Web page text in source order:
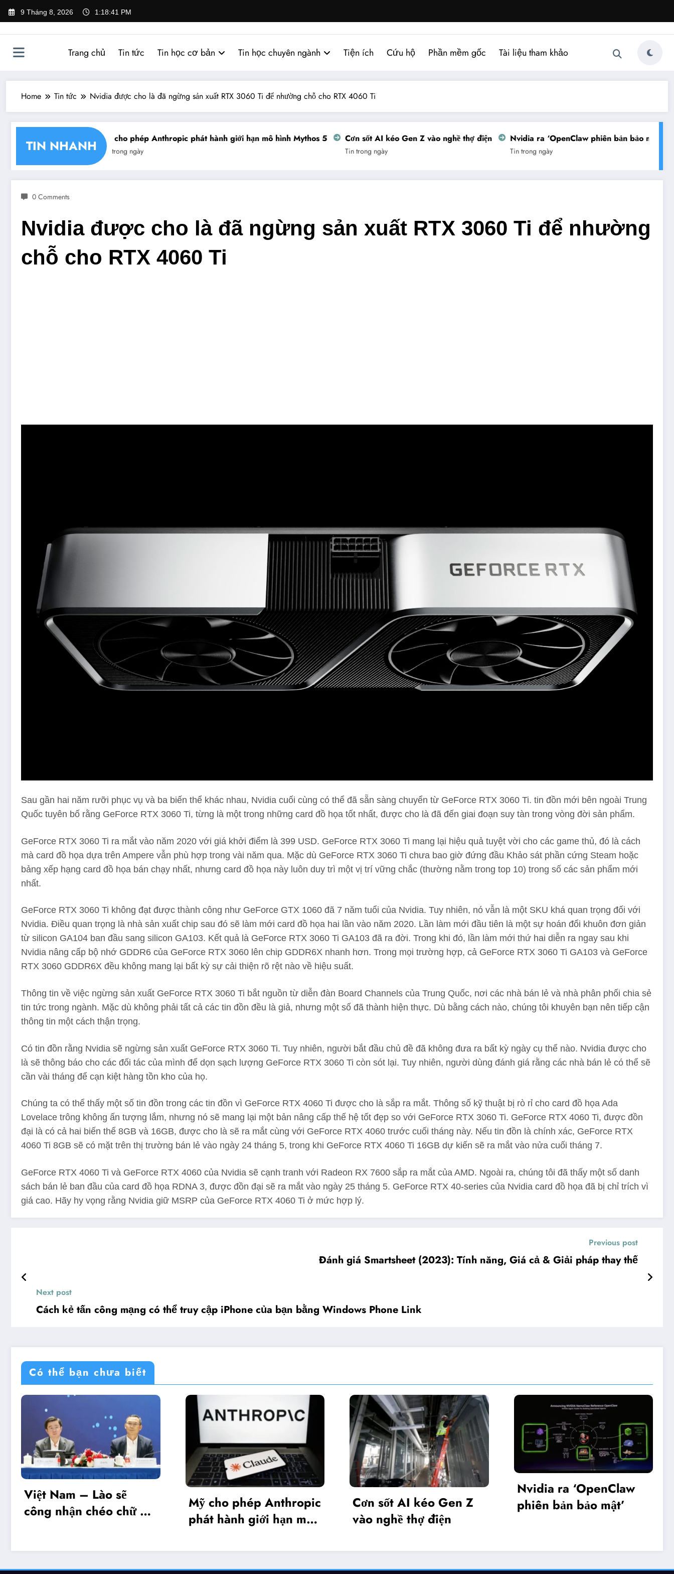
9 Tháng 8, 2026 1:18:42 PM
Trang chủ Tin tức Tin học cơ bản Tin học chuyên ngành Tiện ích Cứu hộ Phần mềm gốc Tài liệu tham khảo
Home Tin tức Nvidia được cho là đã ngừng sản xuất RTX 3060 Ti để nhường chỗ cho RTX 4060 Ti
TIN NHANH
chéo chữ ký số Mỹ cho phép Anthropic phát hành giới hạn mô hình Mythos 5
Tin trong ngày
Cơn sốt AI kéo Gen Z vào nghề thợ điện
Tin trong ngày
Nvidia ra ‘OpenClaw phiên bản bảo mật’
Tin trong ngày
0 Comments
Nvidia được cho là đã ngừng sản xuất RTX 3060 Ti để nhường
chỗ cho RTX 4060 Ti
Sau gần hai năm rưỡi phục vụ và ba biến thể khác nhau, Nvidia cuối cùng có thể đã sẵn sàng chuyển từ GeForce RTX 3060 Ti. tin đồn mới (mở trong tab mới)
bên ngoài Trung
Quốc tuyên bố rằng GeForce RTX 3060 Ti, từng là một trong những card đồ họa tốt nhất, được cho là đã đến giai đoạn suy tàn trong vòng đời sản phẩm.
GeForce RTX 3060 Ti ra mắt vào năm 2020 với giá khởi điểm là 399 USD. GeForce RTX 3060 Ti mang lại hiệu quả tuyệt vời cho các game thủ, đó là cách
mà card đồ họa dựa trên Ampere vẫn phù hợp trong vài năm qua. Mặc dù GeForce RTX 3060 Ti chưa bao giờ đứng đầu Khảo sát phần cứng Steam hoặc
bảng xếp hạng card đồ họa bán chạy nhất, nhưng card đồ họa này luôn duy trì một vị trí vững chắc (thường nằm trong top 10) trong số các sản phẩm mới
nhất.
GeForce RTX 3060 Ti không đạt được thành công như GeForce GTX 1060 đã 7 năm tuổi của Nvidia. Tuy nhiên, nó vẫn là một SKU khá quan trọng đối với
Nvidia. Điều quan trọng là nhà sản xuất chip sau đó sẽ làm mới card đồ họa hai lần vào năm 2020. Lần làm mới đầu tiên là một sự hoán đổi khuôn đơn giản
từ silicon GA104 ban đầu sang silicon GA103. Kết quả là GeForce RTX 3060 Ti GA103 đã ra đời. Trong khi đó, lần làm mới thứ hai diễn ra ngay sau khi
Nvidia nâng cấp bộ nhớ GDDR6 của GeForce RTX 3060 lên chip GDDR6X nhanh hơn. Trong mọi trường hợp, cả GeForce RTX 3060 Ti GA103 và GeForce
RTX 3060 GDDR6X đều không mang lại bất kỳ sự cải thiện rõ rệt nào về hiệu suất.
Thông tin về việc ngừng sản xuất GeForce RTX 3060 Ti bắt nguồn từ diễn đàn Board Channels của Trung Quốc, nơi các nhà bán lẻ và nhà phân phối chia sẻ
tin tức trong ngành. Mặc dù không phải tất cả các tin đồn đều là giả, nhưng một số đã thành hiện thực. Dù bằng cách nào, chúng tôi khuyên bạn nên tiếp cận
thông tin một cách thận trọng.
Có tin đồn rằng Nvidia sẽ ngừng sản xuất GeForce RTX 3060 Ti. Tuy nhiên, người bắt đầu chủ đề đã không đưa ra bất kỳ ngày cụ thể nào. Nvidia được cho
là sẽ thông báo cho các đối tác của mình để dọn sạch lượng GeForce RTX 3060 Ti còn sót lại. Tuy nhiên, người dùng đánh giá rằng các nhà bán lẻ có thể sẽ
cần vài tháng để cạn kiệt hàng tồn kho của họ.
Chúng ta có thể thấy một số tin đồn trong các tin đồn vì GeForce RTX 4060 Ti được cho là sắp ra mắt. Thông số kỹ thuật bị rò rỉ cho card đồ họa Ada
Lovelace trông không ấn tượng lắm, nhưng nó sẽ mang lại một bản nâng cấp thế hệ tốt đẹp so với GeForce RTX 3060 Ti. GeForce RTX 4060 Ti, được đồn
đại là có cả hai biến thể 8GB và 16GB, được cho là sẽ ra mắt cùng với GeForce RTX 4060 trước cuối tháng này. Nếu tin đồn là chính xác, GeForce RTX
4060 Ti 8GB sẽ có mặt trên thị trường bán lẻ vào ngày 24 tháng 5, trong khi GeForce RTX 4060 Ti 16GB dự kiến ​​sẽ ra mắt vào nửa cuối tháng 7.
GeForce RTX 4060 Ti và GeForce RTX 4060 của Nvidia sẽ cạnh tranh với Radeon RX 7600 sắp ra mắt của AMD. Ngoài ra, chúng tôi đã thấy một số danh
sách bán lẻ ban đầu của card đồ họa RDNA 3, được đồn đại sẽ ra mắt vào ngày 25 tháng 5. GeForce RTX 40-series của Nvidia card đồ họa đã bị chỉ trích vì
giá cao. Hãy hy vọng rằng Nvidia giữ MSRP của GeForce RTX 4060 Ti ở mức hợp lý.
Previous post
Đánh giá Smartsheet (2023): Tính năng, Giá cả & Giải pháp thay thế
Next post
Cách kẻ tấn công mạng có thể truy cập iPhone của bạn bằng Windows Phone Link
Có thể bạn chưa biết
Mỹ cho phép Anthropic
phát hành giới hạn mô
Cơn sốt AI kéo Gen Z
vào nghề thợ điện
Nvidia ra ‘OpenClaw
phiên bản bảo mật’
Khai mạc Diễn đàn